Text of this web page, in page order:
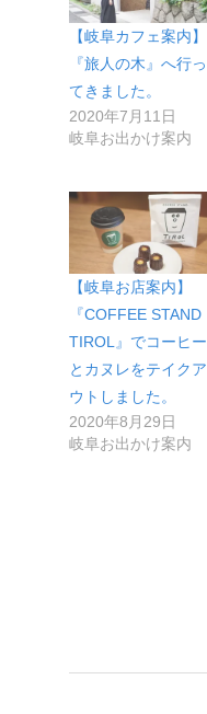
【岐阜カフェ案内】
『旅人の木』へ行っ
てきました。
2020年7月11日
岐阜お出かけ案内
【岐阜お店案内】
『COFFEE STAND
TIROL』でコーヒー
とカヌレをテイクア
ウトしました。
2020年8月29日
岐阜お出かけ案内